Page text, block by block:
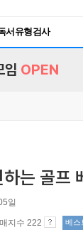
서유형검사
Lab
임 OPEN
는 골프
일
지수 222 베스